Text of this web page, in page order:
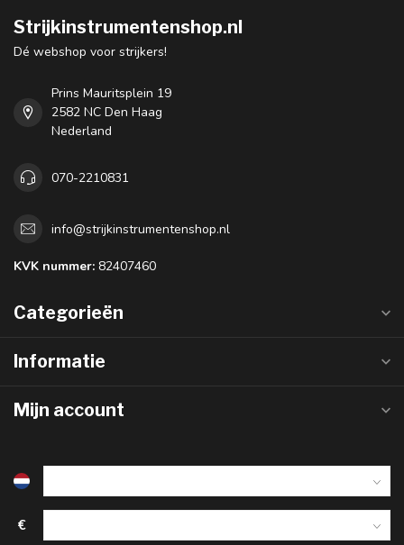
Strijkinstrumentenshop.nl
Dé webshop voor strijkers!
Prins Mauritsplein 19
2582 NC Den Haag
Nederland
070-2210831
info@strijkinstrumentenshop.nl
KVK nummer: 82407460
Categorieën
Informatie
Mijn account
€